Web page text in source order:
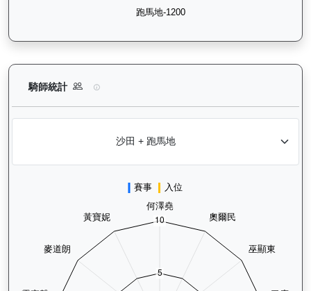
騎師統計 威威父子（H419）— 騎師統計分析：查看各騎